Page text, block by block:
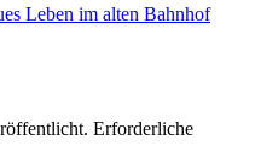
Leben im alten Bahnhof
Erforderliche